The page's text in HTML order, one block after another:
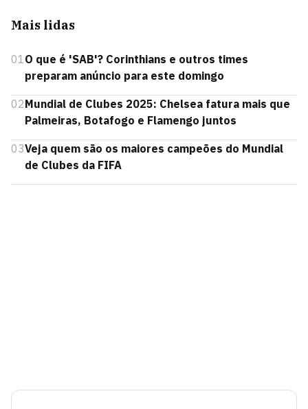
Mais lidas
01O que é 'SAB'? Corinthians e outros times
preparam anúncio para este domingo
02Mundial de Clubes 2025: Chelsea fatura mais que
Palmeiras, Botafogo e Flamengo juntos
03Veja quem são os maiores campeões do Mundial
de Clubes da FIFA